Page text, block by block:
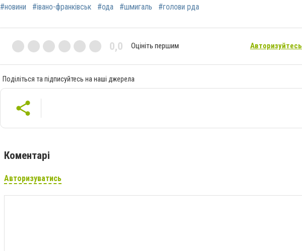
#новини #івано-франківськ #ода #шмигаль #голови рда
0,0 Оцініть першим Авторизуйтесь
Поділіться та підписуйтесь на наші джерела
Коментарі
Авторизуватись